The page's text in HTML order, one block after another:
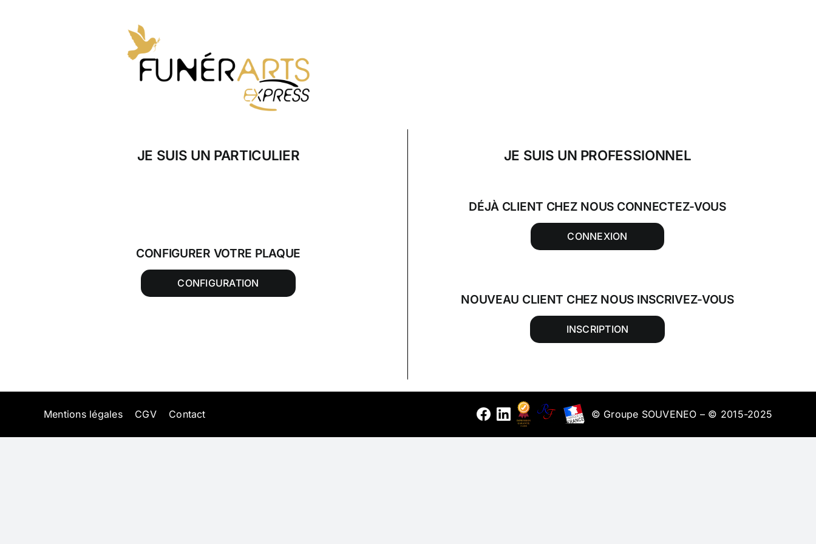
JE SUIS UN PARTICULIER JE SUIS UN PROFESSIONNEL
CONFIGURER VOTRE PLAQUE
CONFIGURATION
DÉJÀ CLIENT CHEZ NOUS CONNECTEZ-VOUS
CONNEXION
NOUVEAU CLIENT CHEZ NOUS INSCRIVEZ-VOUS
INSCRIPTION
Mentions légales CGV Contact © Groupe SOUVENEO – © 2015-2025